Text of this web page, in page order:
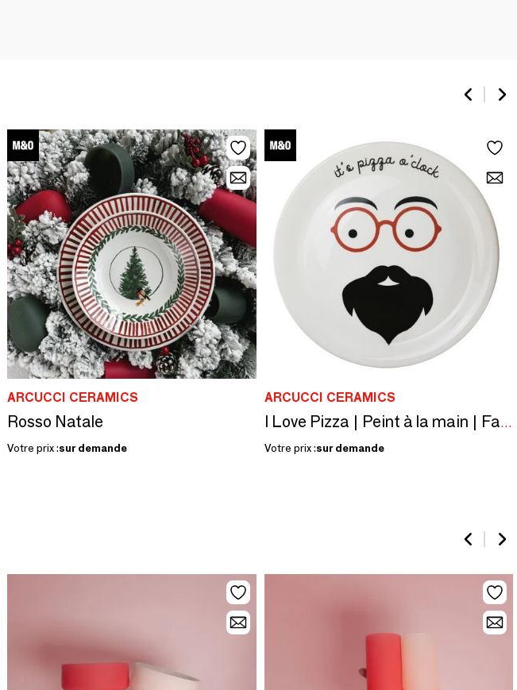
ARCUCCI CERAMICS
Rosso Natale
Votre prix :sur demande
ARCUCCI CERAMICS
I Love Pizza | Peint à la main | Fabriqué en Italie
Votre prix :sur demande